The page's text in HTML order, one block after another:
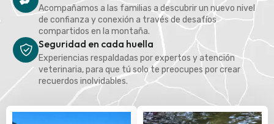
Acompañamos a las familias a descubrir un nuevo nivel
de confianza y conexión a través de desafíos
compartidos en la montaña.
Seguridad en cada huella
Experiencias respaldadas por expertos y atención
veterinaria, para que tú solo te preocupes por crear
recuerdos inolvidables.